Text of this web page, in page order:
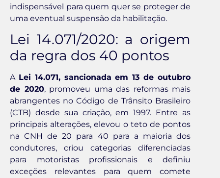
indispensável para quem quer se proteger de
uma eventual suspensão da habilitação.
Lei 14.071/2020: a origem
da regra dos 40 pontos
A Lei 14.071, sancionada em 13 de outubro
de 2020, promoveu uma das reformas mais
abrangentes no Código de Trânsito Brasileiro
(CTB) desde sua criação, em 1997. Entre as
principais alterações, elevou o teto de pontos
na CNH de 20 para 40 para a maioria dos
condutores, criou categorias diferenciadas
para motoristas profissionais e definiu
exceções relevantes para quem comete